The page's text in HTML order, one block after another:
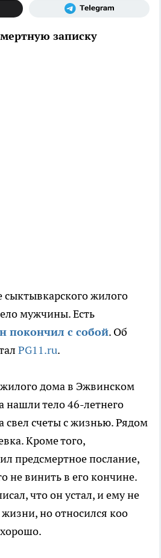
записку
сыктывкарского жилого
мужчины. Есть
покончил с собой. Об
PG11.ru.
жилого дома в Эжвинском
нашли тело 46-летнего
счеты с жизнью. Рядом
Кроме того,
предсмертное послание,
не винить в его кончине.
что он устал, и ему не
но относился коо